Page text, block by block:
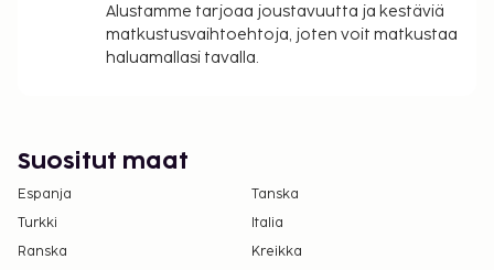
Alustamme tarjoaa joustavuutta ja kestäviä
matkustusvaihtoehtoja, joten voit matkustaa
haluamallasi tavalla.
Suositut maat
Espanja
Tanska
Turkki
Italia
Ranska
Kreikka